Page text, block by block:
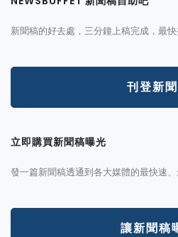
新聞稿的好去處，三分鐘上稿完成，最
刊登新
立即購買新聞稿曝光
發一篇新聞稿透通到各大媒體的最快速、
讓新聞稿